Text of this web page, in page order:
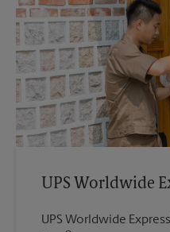
UPS Worldwide
UPS Worldwide Express